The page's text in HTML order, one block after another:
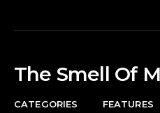
The Smell Of
CATEGORIES FEATURES